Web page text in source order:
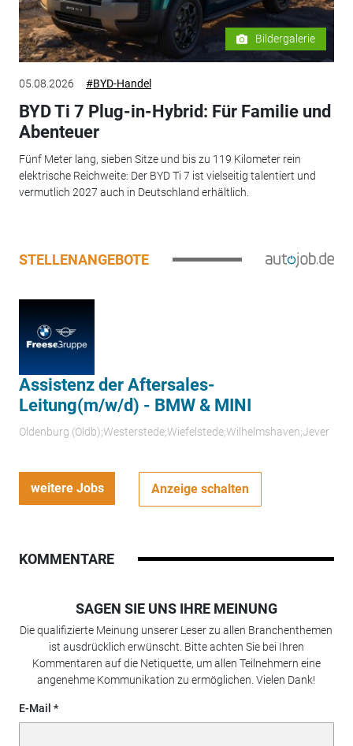
Bildergalerie
05.08.2026 #BYD-Handel
BYD Ti 7 Plug-in-Hybrid: Für Familie und
Abenteuer
Fünf Meter lang, sieben Sitze und bis zu 119 Kilometer rein
elektrische Reichweite: Der BYD Ti 7 ist vielseitig talentiert und
vermutlich 2027 auch in Deutschland erhältlich.
STELLENANGEBOTE
Assistenz der Aftersales-
Leitung(m/w/d) - BMW & MINI
Oldenburg (Oldb);Westerstede;Wiefelstede;Wilhelmshaven;Jever
weitere Jobs Anzeige schalten
KOMMENTARE
SAGEN SIE UNS IHRE MEINUNG
Die qualifizierte Meinung unserer Leser zu allen Branchenthemen
ist ausdrücklich erwünscht. Bitte achten Sie bei Ihren
Kommentaren auf die Netiquette, um allen Teilnehmern eine
angenehme Kommunikation zu ermöglichen. Vielen Dank!
E-Mail